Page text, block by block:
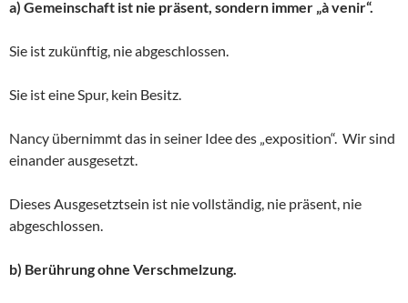
a) Gemeinschaft ist nie präsent, sondern immer „à venir“.
Sie ist zukünftig, nie abgeschlossen.
Sie ist eine Spur, kein Besitz.
Nancy übernimmt das in seiner Idee des „exposition“. Wir sind
einander ausgesetzt.
Dieses Ausgesetztsein ist nie vollständig, nie präsent, nie
abgeschlossen.
b) Berührung ohne Verschmelzung.